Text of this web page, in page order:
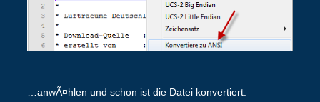
…anwÃ¤hlen und schon ist die Datei konvertiert.